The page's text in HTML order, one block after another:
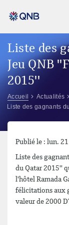
Liste des
Jeu QNB
2015''
Accueil
Actualités
Liste des gagnants
Publié le : lun.
Liste des
du Qatar 2015''
l'hôtel Ramada
félicitations aux
valeur de 2000